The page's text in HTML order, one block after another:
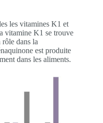
les vitamines K1 et
vitamine K1 se trouve
rôle dans la
est produite
dans les aliments.